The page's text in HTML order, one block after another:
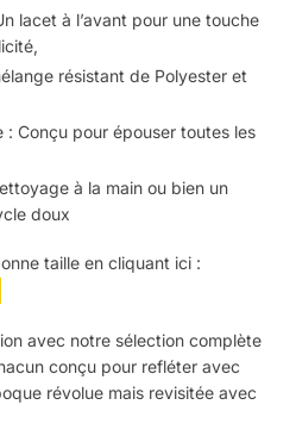
lacet à l’avant pour une touche
résistant de Polyester et
: Conçu pour épouser toutes les
à la main ou bien un
doux
taille en cliquant ici :
avec notre sélection complète
conçu pour refléter avec
révolue mais revisitée avec